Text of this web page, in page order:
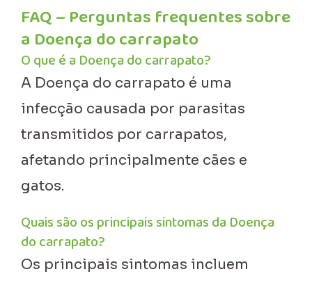
FAQ – Perguntas frequentes sobre
a Doença do carrapato
O que é a Doença do carrapato?
A Doença do carrapato é uma
infecção causada por parasitas
transmitidos por carrapatos,
afetando principalmente cães e
gatos.
Quais são os principais sintomas da Doença
do carrapato?
Os principais sintomas incluem